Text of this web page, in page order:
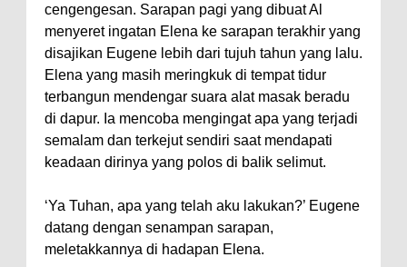
cengengesan. Sarapan pagi yang dibuat Al
menyeret ingatan Elena ke sarapan terakhir yang
disajikan Eugene lebih dari tujuh tahun yang lalu.
Elena yang masih meringkuk di tempat tidur
terbangun mendengar suara alat masak beradu
di dapur. Ia mencoba mengingat apa yang terjadi
semalam dan terkejut sendiri saat mendapati
keadaan dirinya yang polos di balik selimut.
‘Ya Tuhan, apa yang telah aku lakukan?’ Eugene
datang dengan senampan sarapan,
meletakkannya di hadapan Elena.